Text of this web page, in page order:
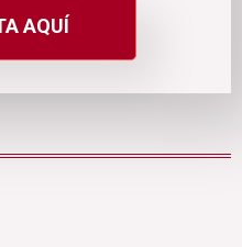
AQUÍ